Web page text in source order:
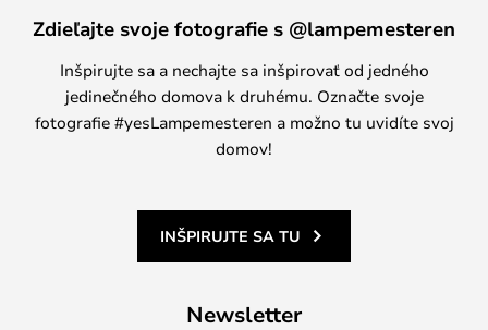
Zdieľajte svoje fotografie s @lampemesteren
Inšpirujte sa a nechajte sa inšpirovať od jedného
jedinečného domova k druhému. Označte svoje
fotografie #yesLampemesteren a možno tu uvidíte svoj
domov!
INŠPIRUJTE SA TU
Newsletter